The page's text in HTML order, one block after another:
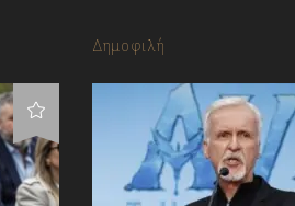
Δημοφιλή